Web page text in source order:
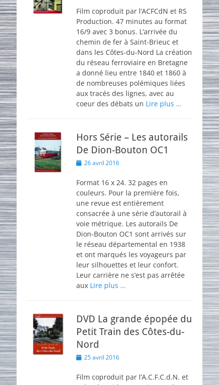
Film coproduit par l’ACFCdN et RS
Production. 47 minutes au format
16/9 avec 3 bonus. L’arrivée du
chemin de fer à Saint-Brieuc et
dans les Côtes-du-Nord La création
du réseau ferroviaire en Bretagne
a donné lieu entre 1840 et 1860 à
de nombreuses polémiques liées
aux tracés des lignes, avec au
coeur des débats un Lire plus …
Hors Série – Les autorails
De Dion-Bouton OC1
Posted
26 avril 2016
Format 16 x 24. 32 pages en
couleurs. Pour la première fois,
une revue est entièrement
consacrée à une série d’autorail à
voie métrique. Les autorails De
Dion-Bouton OC1 sont arrivés sur
le réseau départemental en 1938
et ont marqués les voyageurs par
leur silhouettes et leur confort.
Leur carrière ne s’est pas arrêtée
aux Lire plus …
DVD La grande épopée du
Petit Train des Côtes-du-
Nord
Posted
25 avril 2016
Film coproduit par l’A.C.F.C.d.N. et